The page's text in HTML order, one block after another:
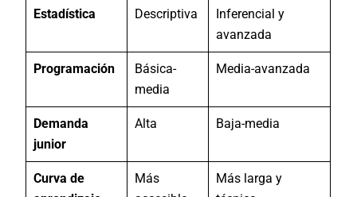
Estadística Descriptiva
Inferencial y
avanzada
Programación
Básica-
media
Media-avanzada
Demanda
junior
Alta Baja-media
Curva de
Más
Más larga y